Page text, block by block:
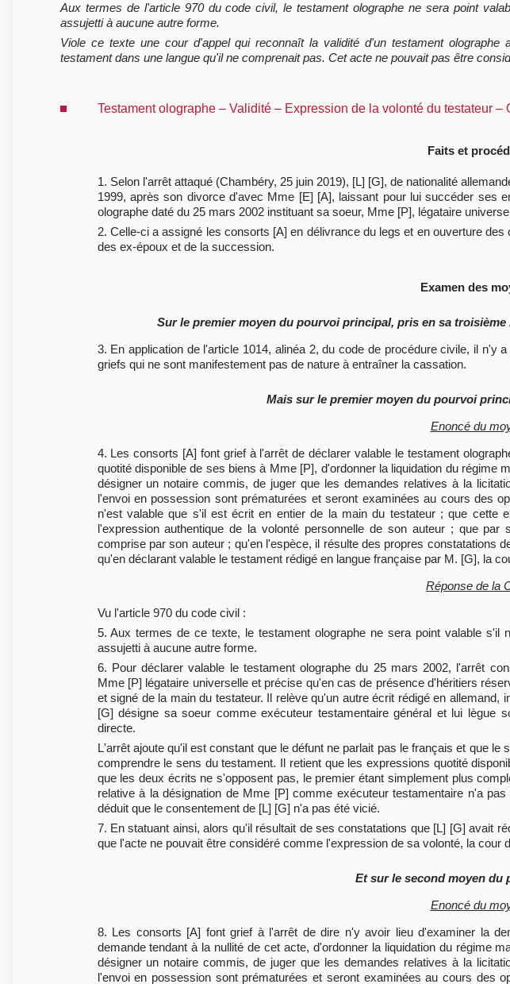
Aux termes de l'article 970 du code civil, le testament olographe ne sera point
assujetti à aucune autre forme.
Viole ce texte une cour d'appel qui reconnaît la validité d'un testament
testament dans une langue qu'il ne comprenait pas. Cet acte ne pouvait pas être
Testament olographe – Validité – Expression de la volonté du testateur –
Faits et
1. Selon l'arrêt attaqué (Chambéry, 25 juin 2019), [L] [G], de nationalité
1999, après son divorce d'avec Mme [E] [A], laissant pour lui succéder ses
olographe daté du 25 mars 2002 instituant sa soeur, Mme [P], légataire
2. Celle-ci a assigné les consorts [A] en délivrance du legs et en ouverture
des ex-époux et de la succession.
Examen des
Sur le premier moyen du pourvoi principal, pris en sa
3. En application de l'article 1014, alinéa 2, du code de procédure civile, il n'y
griefs qui ne sont manifestement pas de nature à entraîner la cassation.
Mais sur le premier moyen du pourvoi
Enoncé du
4. Les consorts [A] font grief à l'arrêt de déclarer valable le testament
quotité disponible de ses biens à Mme [P], d'ordonner la liquidation du
désigner un notaire commis, de juger que les demandes relatives à la
l'envoi en possession sont prématurées et seront examinées au cours des
n'est valable que s'il est écrit en entier de la main du testateur ; que cette
l'expression authentique de la volonté personnelle de son auteur ; que
comprise par son auteur ; qu'en l'espèce, il résulte des propres constatations
qu'en déclarant valable le testament rédigé en langue française par M. [G], la
Réponse de la
Vu l'article 970 du code civil :
5. Aux termes de ce texte, le testament olographe ne sera point valable
assujetti à aucune autre forme.
6. Pour déclarer valable le testament olographe du 25 mars 2002, l'arrêt
Mme [P] légataire universelle et précise qu'en cas de présence d'héritiers
et signé de la main du testateur. Il relève qu'un autre écrit rédigé en allemand,
[G] désigne sa soeur comme exécuteur testamentaire général et lui lègue
directe.
L'arrêt ajoute qu'il est constant que le défunt ne parlait pas le français et que
comprendre le sens du testament. Il retient que les expressions quotité
que les deux écrits ne s'opposent pas, le premier étant simplement plus
relative à la désignation de Mme [P] comme exécuteur testamentaire n'a
déduit que le consentement de [L] [G] n'a pas été vicié.
7. En statuant ainsi, alors qu'il résultait de ses constatations que [L] [G] avait
que l'acte ne pouvait être considéré comme l'expression de sa volonté, la cour
Et sur le second moyen du
Enoncé du
8. Les consorts [A] font grief à l'arrêt de dire n'y avoir lieu d'examiner la
demande tendant à la nullité de cet acte, d'ordonner la liquidation du régime
désigner un notaire commis, de juger que les demandes relatives à la
l'envoi en possession sont prématurées et seront examinées au cours des